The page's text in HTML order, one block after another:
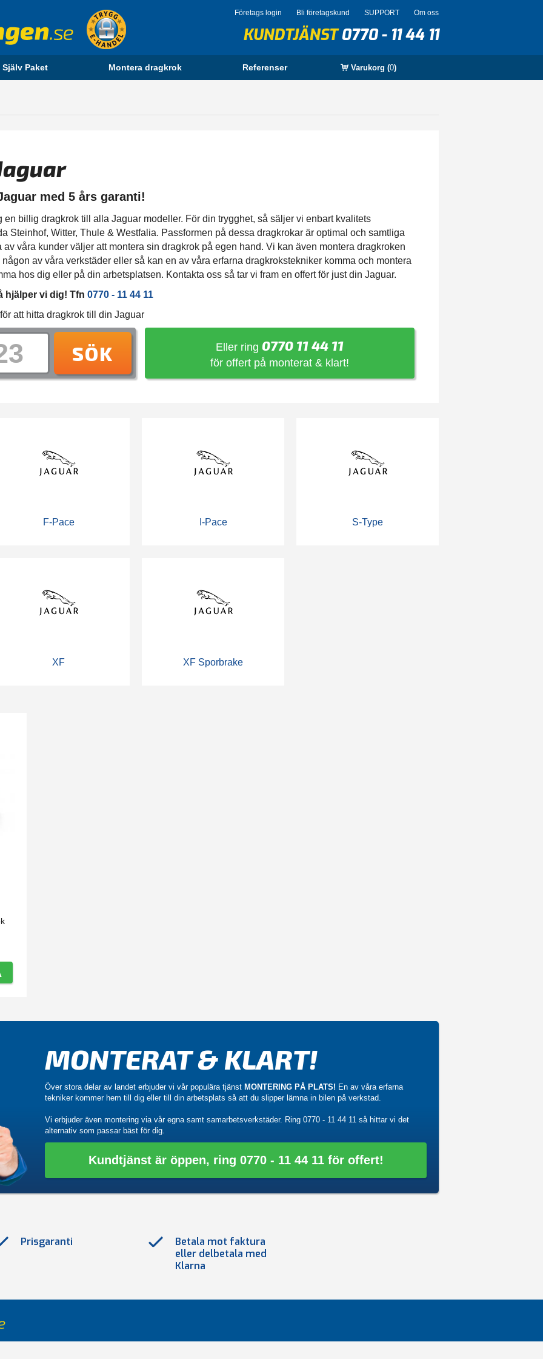
Företags login Bli företagskund SUPPORT Om oss
KUNDTJÄNST0770 - 11 44 11
Själv Paket Montera dragkrok Referenser Varukorg (0)
med 5 års garanti!
billig dragkrok till alla Jaguar modeller. För din trygghet, så säljer vi enbart kvalitets
Steinhof, Witter, Thule & Westfalia. Passformen på dessa dragkrokar är optimal och samtliga
våra kunder väljer att montera sin dragkrok på egen hand. Vi kan även montera dragkroken
av våra verkstäder eller så kan en av våra erfarna dragkrokstekniker komma och montera
hos dig eller på din arbetsplatsen. Kontakta oss så tar vi fram en offert för just din Jaguar.
hjälper vi dig! Tfn 0770 - 11 44 11
att hitta dragkrok till din Jaguar
SÖK Eller ring 0770 11 44 11
för offert på monterat & klart!
F-Pace I-Pace S-Type
XF XF Sporbrake
MONTERAT & KLART!
Över stora delar av landet erbjuder vi vår populära tjänst MONTERING PÅ PLATS! En av våra erfarna
tekniker kommer hem till dig eller till din arbetsplats så att du slipper lämna in bilen på verkstad.
Vi erbjuder även montering via vår egna samt samarbetsverkstäder. Ring 0770 - 11 44 11 så hittar vi det
alternativ som passar bäst för dig.
Kundtjänst är öppen, ring 0770 - 11 44 11 för offert!
Prisgaranti
Betala mot faktura
eller delbetala med
Klarna